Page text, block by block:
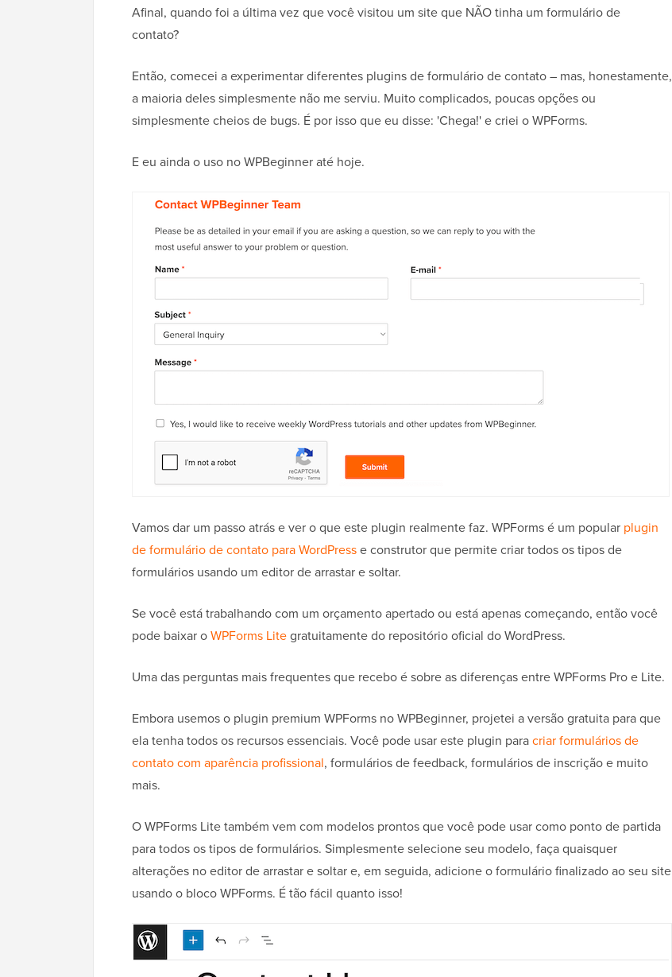
Afinal, quando foi a última vez que você visitou um site que NÃO tinha um formulário de
contato?
Então, comecei a experimentar diferentes plugins de formulário de contato – mas, honestamente,
a maioria deles simplesmente não me serviu. Muito complicados, poucas opções ou
simplesmente cheios de bugs. É por isso que eu disse: 'Chega!' e criei o WPForms.
E eu ainda o uso no WPBeginner até hoje.
Vamos dar um passo atrás e ver o que este plugin realmente faz. WPForms é um popular plugin
de formulário de contato para WordPresse construtor que permite criar todos os tipos de
formulários usando um editor de arrastar e soltar.
Se você está trabalhando com um orçamento apertado ou está apenas começando, então você
pode baixar oWPForms Litegratuitamente do repositório oficial do WordPress.
Uma das perguntas mais frequentes que recebo é sobre as diferenças entre WPForms Pro e Lite.
Embora usemos o plugin premium WPForms no WPBeginner, projetei a versão gratuita para que
ela tenha todos os recursos essenciais. Você pode usar este plugin paracriar formulários de
contato com aparência profissional, formulários de feedback, formulários de inscrição e muito
mais.
O WPForms Lite também vem com modelos prontos que você pode usar como ponto de partida
para todos os tipos de formulários. Simplesmente selecione seu modelo, faça quaisquer
alterações no editor de arrastar e soltar e, em seguida, adicione o formulário finalizado ao seu site
usando o bloco WPForms. É tão fácil quanto isso!